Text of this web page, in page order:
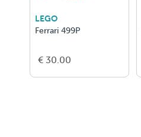
LEGO
Ferrari 499P
€ 30.00